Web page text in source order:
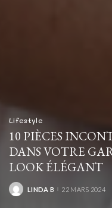
Lifestyle
10 PIÈCES
DANS VOTRE
LOOK ÉLÉGANT
POSTED
LINDA B 22 MARS 2024